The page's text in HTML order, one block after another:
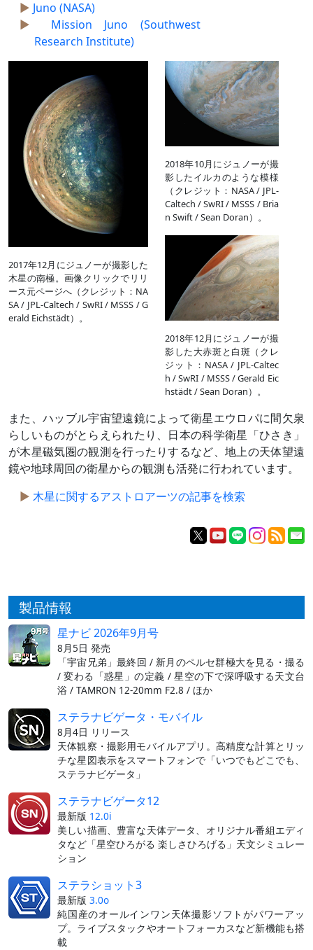
Juno (NASA)
Mission Juno (Southwest
Research Institute)
2017年12月にジュノーが撮影した
木星の南極。画像クリックでリリ
ース元ページへ（クレジット：NA
SA / JPL-Caltech / SwRI / MSSS / G
erald Eichstädt）。
2018年10月にジュノーが撮
影したイルカのような模様
（クレジット：NASA / JPL-
Caltech / SwRI / MSSS / Bria
n Swift / Sean Doran）。
2018年12月にジュノーが撮
影した大赤斑と白斑（クレ
ジット：NASA / JPL-Caltec
h / SwRI / MSSS / Gerald Eic
hstädt / Sean Doran）。
また、ハッブル宇宙望遠鏡によって衛星エウロパに間欠泉
らしいものがとらえられたり、日本の科学衛星「ひさき」
が木星磁気圏の観測を行ったりするなど、地上の天体望遠
鏡や地球周回の衛星からの観測も活発に行われています。
木星に関するアストロアーツの記事を検索
製品情報
星ナビ 2026年9月号
8月5日 発売
「宇宙兄弟」最終回 / 新月のペルセ群極大を見る・撮る
/ 変わる「惑星」の定義 / 星空の下で深呼吸する天文台
浴 / TAMRON 12-20mm F2.8 / ほか
ステラナビゲータ・モバイル
8月4日 リリース
天体観察・撮影用モバイルアプリ。高精度な計算とリッ
チな星図表示をスマートフォンで「いつでもどこでも、
ステラナビゲータ」
ステラナビゲータ12
最新版 12.0i
美しい描画、豊富な天体データ、オリジナル番組エディ
タなど「星空ひろがる 楽しさひろげる」天文シミュレー
ション
ステラショット3
最新版 3.0o
純国産のオールインワン天体撮影ソフトがパワーアッ
プ。ライブスタックやオートフォーカスなど新機能も搭
載